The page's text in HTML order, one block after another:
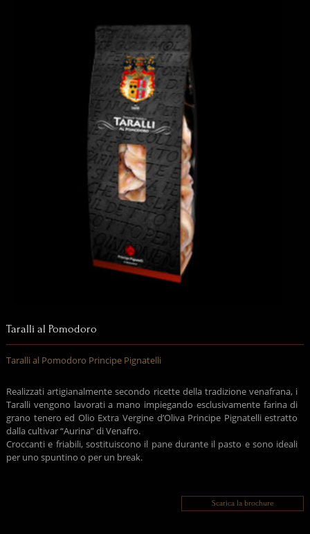
Taralli al Pomodoro
Taralli al Pomodoro Principe Pignatelli
Realizzati artigianalmente secondo ricette della tradizione venafrana, i
Taralli vengono lavorati a mano impiegando esclusivamente farina di
grano tenero ed Olio Extra Vergine d’Oliva Principe Pignatelli estratto
dalla cultivar “Aurina” di Venafro.
Croccanti e friabili, sostituiscono il pane durante il pasto e sono ideali
per uno spuntino o per un break.
Scarica la brochure